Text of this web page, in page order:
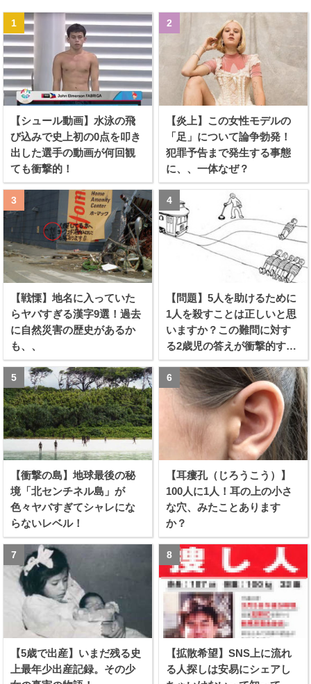
【シュール動画】水泳の飛
び込みで史上初の0点を叩き
出した選手の動画が何回観
ても衝撃的！
【炎上】この女性モデルの
「足」について論争勃発！
犯罪予告まで発生する事態
に、、一体なぜ？
【戦慄】地名に入っていた
らヤバすぎる漢字9選！過去
に自然災害の歴史があるか
も、、
【問題】5人を助けるために
1人を殺すことは正しいと思
いますか？この難問に対す
る2歳児の答えが衝撃的すぎ
る！！
【衝撃の島】地球最後の秘
境「北センチネル島」が
色々ヤバすぎてシャレにな
らないレベル！
【耳瘻孔（じろうこう）】
100人に1人！耳の上の小さ
な穴、みたことあります
か？
【5歳で出産】いまだ残る史
上最年少出産記録。その少
【拡散希望】SNS上に流れ
る人探しは安易にシェアし